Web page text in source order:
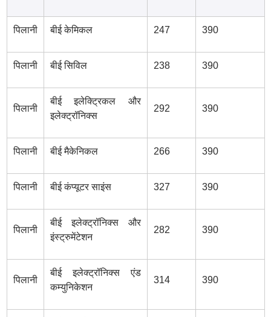
पिलानी बीई केमिकल 247 390
पिलानी बीई सिविल 238 390
पिलानी
बीई इलेक्ट्रिकल और
इलेक्ट्रॉनिक्स
292 390
पिलानी बीई मैकेनिकल 266 390
पिलानी बीई कंप्यूटर साइंस 327 390
पिलानी
बीई इलेक्ट्रॉनिक्स और
इंस्ट्रुमेंटेशन
282 390
पिलानी
बीई इलेक्ट्रॉनिक्स एंड
कम्युनिकेशन
314 390